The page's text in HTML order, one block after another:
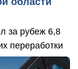
за рубеж 6,8
переработки